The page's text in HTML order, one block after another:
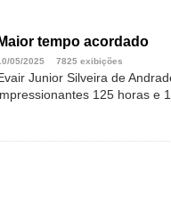
Maior tempo acordado
05/2025 7825 exibições
Junior Silveira de
125 horas e